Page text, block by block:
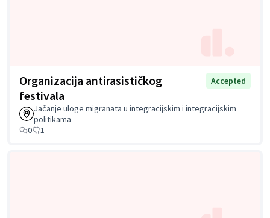
Organizacija antirasističkog
festivala
Accepted
Jačanje uloge migranata u integracijskim i integracijskim
politikama
0
1